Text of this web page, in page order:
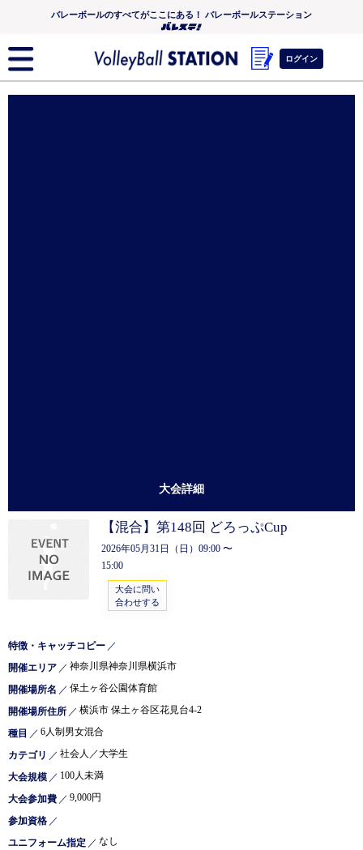
バレーボールのすべてがここにある！ バレーボールステーション
ログイン
大会詳細
【混合】第148回 どろっぷCup
2026年05月31日（日）09:00 〜
15:00
大会に問い
合わせする
特徴・キャッチコピー ／
開催エリア ／ 神奈川県神奈川県横浜市
開催場所名 ／ 保土ヶ谷公園体育館
開催場所住所 ／ 横浜市 保土ヶ谷区花見台4-2
種目 ／ 6人制男女混合
カテゴリ ／ 社会人／大学生
大会規模 ／ 100人未満
大会参加費 ／ 9,000円
参加資格 ／
ユニフォーム指定 ／ なし